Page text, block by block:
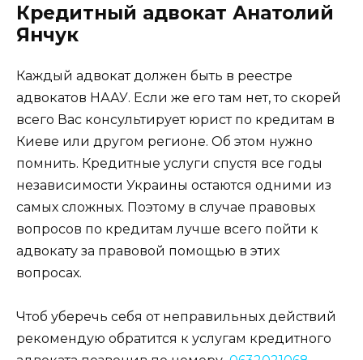
Кредитный адвокат Анатолий
Янчук
Каждый адвокат должен быть в реестре
адвокатов НААУ. Если же его там нет, то скорей
всего Вас консультирует юрист по кредитам в
Киеве или другом регионе. Об этом нужно
помнить. Кредитные услуги спустя все годы
независимости Украины остаются одними из
самых сложных. Поэтому в случае правовых
вопросов по кредитам лучше всего пойти к
адвокату за правовой помощью в этих
вопросах.
Чтоб уберечь себя от неправильных действий
рекомендую обратится к услугам кредитного